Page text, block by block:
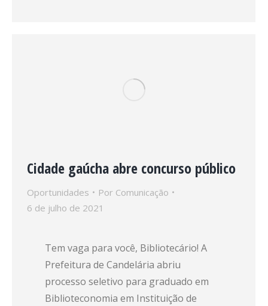
Cidade gaúcha abre concurso público
Oportunidades Por Comunicação
6 de julho de 2021
Tem vaga para você, Bibliotecário! A
Prefeitura de Candelária abriu
processo seletivo para graduado em
Biblioteconomia em Instituição de